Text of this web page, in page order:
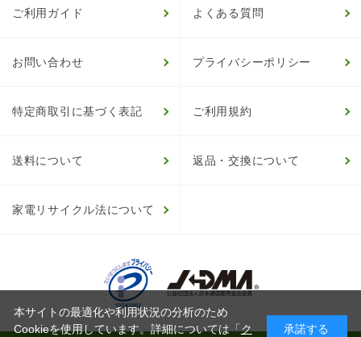
ご利用ガイド よくある質問
お問い合わせ プライバシーポリシー
特定商取引に基づく表記 ご利用規約
送料について 返品・交換について
家電リサイクル法について
本サイトの最適化や利用状況の分析のため
Cookieを使用しています。詳細については「ク 承諾する